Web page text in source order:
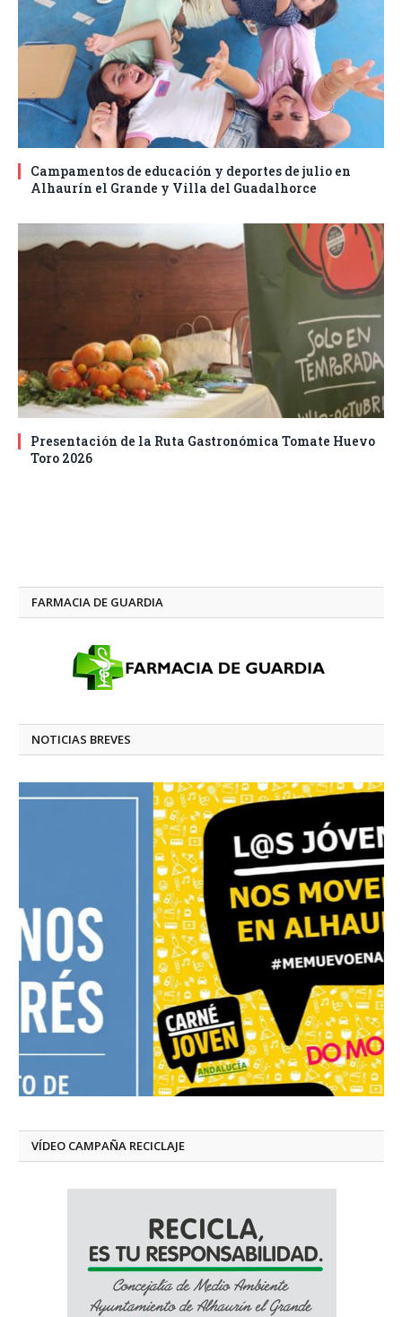
Campamentos de educación y deportes de julio en
Alhaurín el Grande y Villa del Guadalhorce
Presentación de la Ruta Gastronómica Tomate Huevo
Toro 2026
FARMACIA DE GUARDIA
NOTICIAS BREVES
VÍDEO CAMPAÑA RECICLAJE